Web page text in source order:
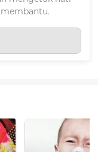
baik. Kami terus
agar Dinda dapat
digunakan untuk
Dinda selama
kebaikan yang telah
panjatkan, semoga